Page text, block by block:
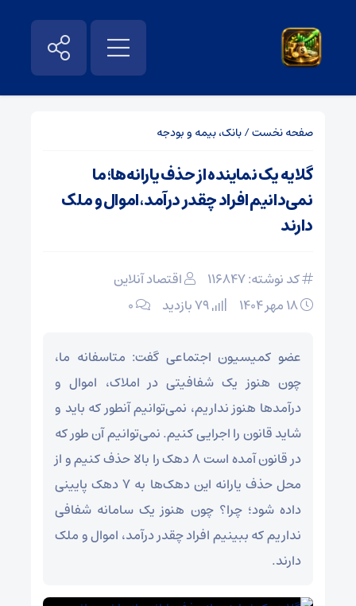
صفحه نخست/بانک، بیمه و بودجه
گلایه یک نماینده از حذف یارانه‌ها؛ ما
نمی‌دانیم افراد چقدر درآمد، اموال و ملک
دارند
کد نوشته: 116847
اقتصاد آنلاین
۰
عضو کمیسیون اجتماعی گفت: متاسفانه ما،
چون هنوز یک شفافیتی در املاک، اموال و
درآمد‌ها هنوز نداریم، نمی‌توانیم آنطور که باید و
شاید قانون را اجرایی کنیم. نمی‌توانیم آن طور که
در قانون آمده است ۸ دهک را بالا حذف کنیم و از
محل حذف یارانه این دهک‌ها به ۷ دهک پایینی
داده شود؛ چرا؟ چون هنوز یک سامانه شفافی
نداریم که ببینیم افراد چقدر درآمد، اموال و ملک
دارند.